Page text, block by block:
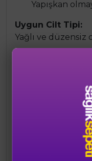
Yapışkan
Uygun Cilt Tipi:
Yağlı ve düzensiz
Güneşe
boyun ve
Korumanın
sonra sık sık
Güneş
güneşe çok